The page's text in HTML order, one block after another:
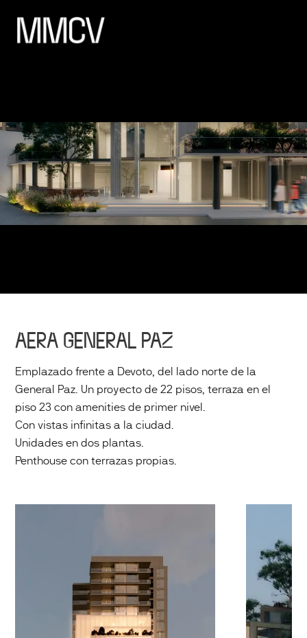
AERA GENERAL PAZ
Emplazado frente a Devoto, del lado norte de la
General Paz. Un proyecto de 22 pisos, terraza en el
piso 23 con amenities de primer nivel.
Con vistas infinitas a la ciudad.
Unidades en dos plantas.
Penthouse con terrazas propias.